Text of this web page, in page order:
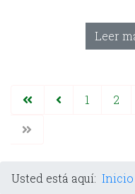
Leer
1 2
Usted está aquí: Inicio